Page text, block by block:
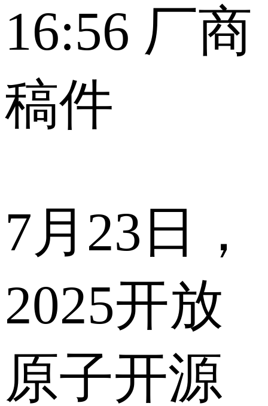
16:56 厂商
稿件
7月23日，
2025开放
原子开源